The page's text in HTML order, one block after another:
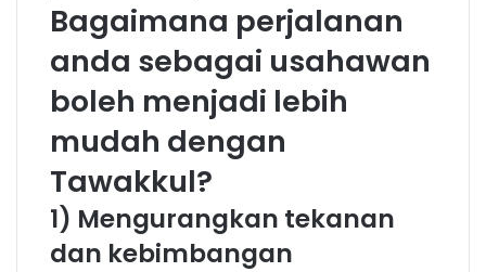
Bagaimana perjalanan
anda sebagai usahawan
boleh menjadi lebih
mudah dengan
Tawakkul?
1) Mengurangkan tekanan
dan kebimbangan